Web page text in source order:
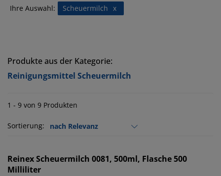
Ihre Auswahl: x
Scheuermilch
Produkte aus der Kategorie:
Reinigungsmittel Scheuermilch
1 - 9 von 9 Produkten
Sortierung:
ReinexScheuermilch 0081, 500ml, Flasche 500
Milliliter